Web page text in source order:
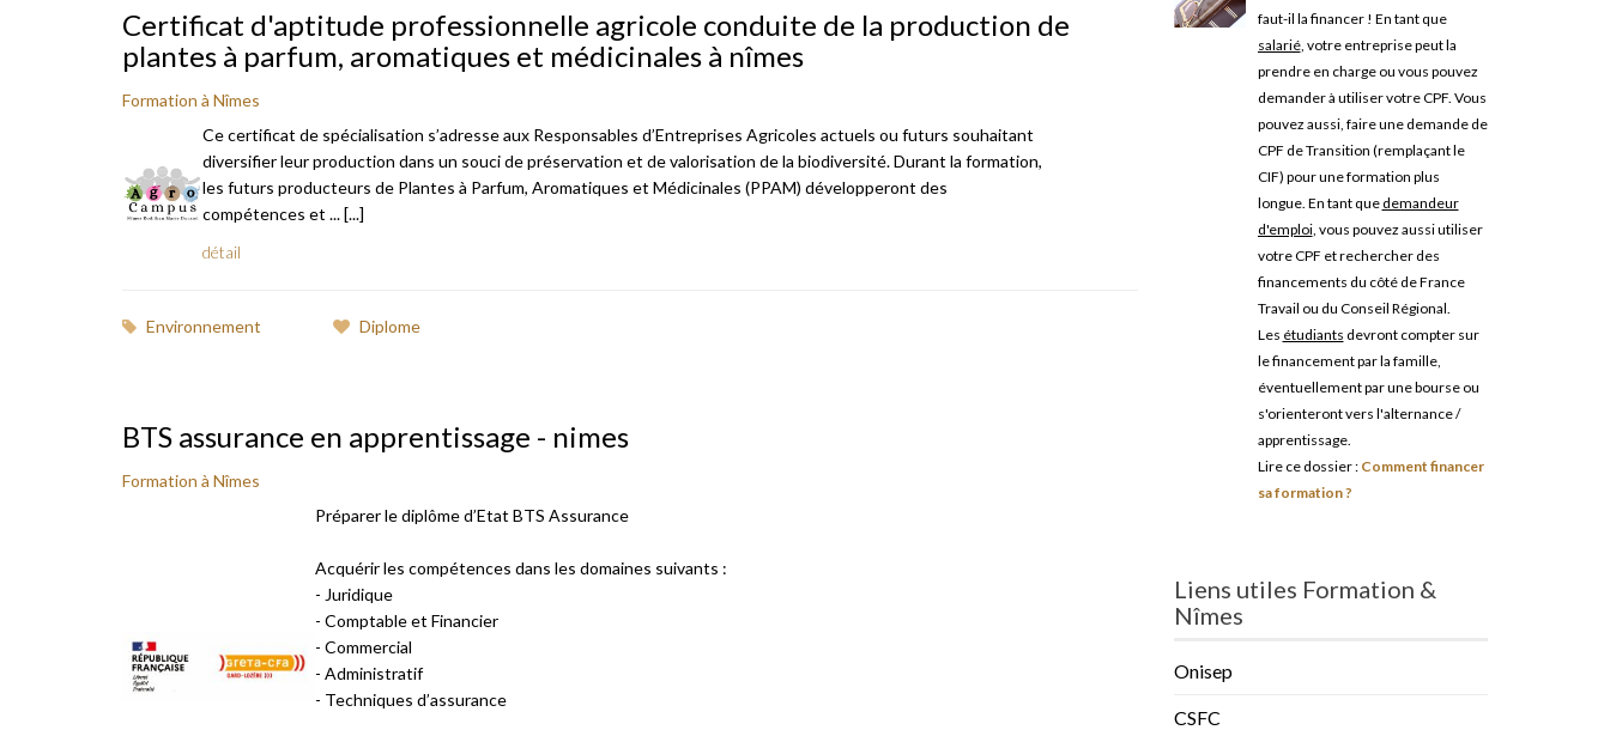
Certificat d'aptitude professionnelle agricole conduite de la production de
plantes à parfum, aromatiques et médicinales à nîmes
Formation à Nîmes
Ce certificat de spécialisation s’adresse aux Responsables d’Entreprises Agricoles actuels ou futurs souhaitant
diversifier leur production dans un souci de préservation et de valorisation de la biodiversité. Durant la formation,
les futurs producteurs de Plantes à Parfum, Aromatiques et Médicinales (PPAM) développeront des
compétences et ... [...]
détail
Environnement Diplome
BTS assurance en apprentissage - nimes
Formation à Nîmes
Préparer le diplôme d’Etat BTS Assurance
Acquérir les compétences dans les domaines suivants :
- Juridique
- Comptable et Financier
- Commercial
- Administratif
- Techniques d’assurance
faut-il la financer ! En tant que
salarié, votre entreprise peut la
prendre en charge ou vous pouvez
demander à utiliser votre CPF. Vous
pouvez aussi, faire une demande de
CPF de Transition (remplaçant le
CIF) pour une formation plus
longue. En tant que demandeur
d'emploi, vous pouvez aussi utiliser
votre CPF et rechercher des
financements du côté de France
Travail ou du Conseil Régional.
Les étudiants devront compter sur
le financement par la famille,
éventuellement par une bourse ou
s'orienteront vers l'alternance /
apprentissage.
Lire ce dossier : Comment financer
sa formation ?
Liens utiles Formation &
Nîmes
Onisep
CSFC